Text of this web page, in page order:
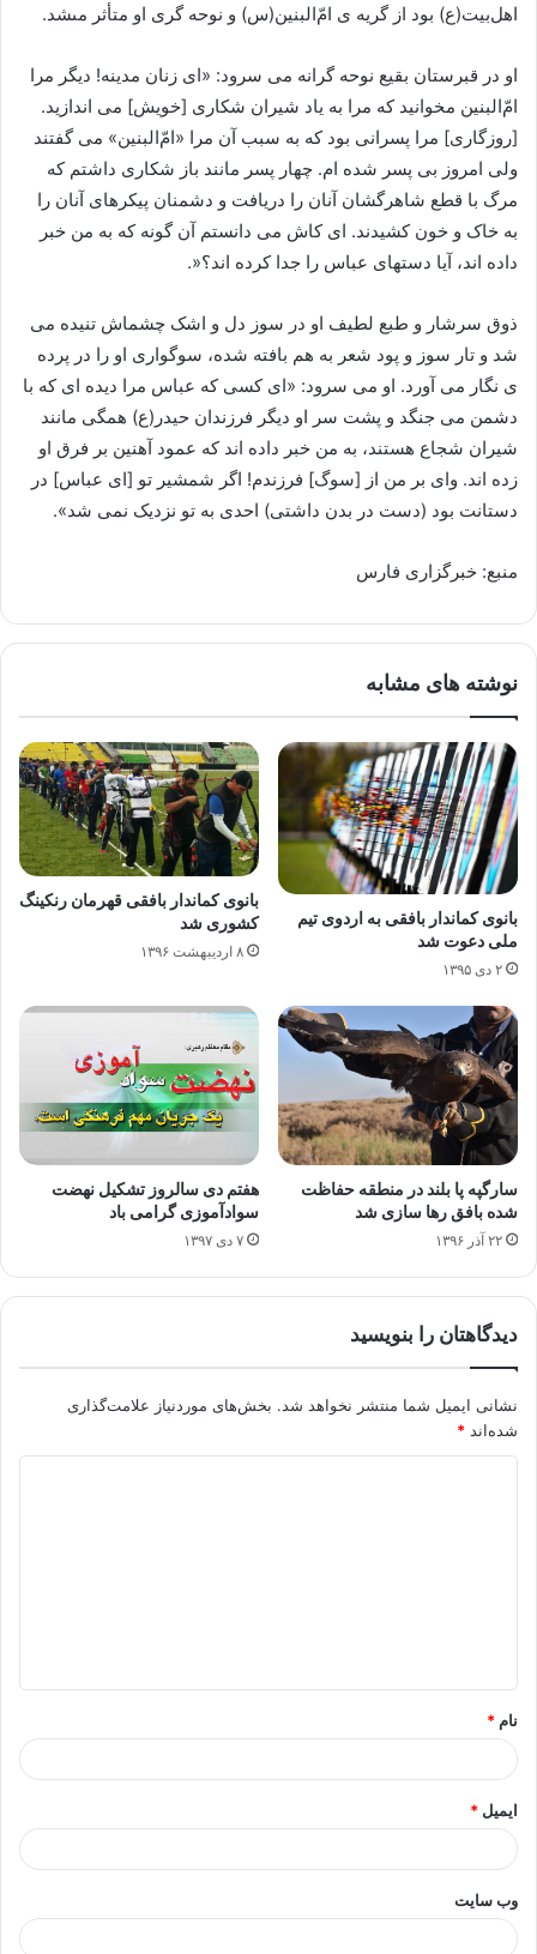
اهل‌بیت‏(ع) بود از گریه ی امّ‌البنین‏(س) و نوحه‏ گرى او متأثر مى‏شد.
او در قبرستان بقیع نوحه‏ گرانه می سرود: «اى زنان مدینه! دیگر مرا
امّ‌البنین مخوانید که مرا به یاد شیران شکارى [خویش] می اندازید.
[روزگارى] مرا پسرانى بود که به سبب آن مرا «امّ‌البنین»‏ می گفتند
ولى امروز بی پسر شده‏ ام. چهار پسر مانند باز شکارى داشتم که
مرگ با قطع شاه‏رگشان آنان را دریافت و دشمنان پیکرهاى آنان را
به خاک و خون کشیدند. اى کاش می دانستم آن گونه که به من خبر
داده‏ اند، آیا دست‏هاى عباس‏ را جدا کرده‏ اند؟«.
ذوق سرشار و طبع لطیف او در سوز دل و اشک چشم‏اش تنیده می
شد و تار سوز و پود شعر به هم بافته شده، سوگوارى او را در پرده
ی نگار می آورد. او می سرود: «اى کسى که عباس‏ مرا دیده‏ اى که با
دشمن می جنگد و پشت سر او دیگر فرزندان حیدر(ع) همگى مانند
شیران شجاع هستند، به من خبر داده‏ اند که عمود آهنین بر فرق او
زده‏ اند. واى بر من از [سوگ] فرزندم! اگر شمشیر تو [اى عباس‏] در
دستانت بود (دست در بدن داشتى) احدى به تو نزدیک نمی شد».
منبع: خبرگزاری فارس
نوشته های مشابه
بانوی کماندار بافقی به اردوی تیم
ملی دعوت شد
۲ دی ۱۳۹۵
​بانوی کماندار بافقی قهرمان رنکینگ
کشوری شد
۸ اردیبهشت ۱۳۹۶
سارگپه پا بلند در منطقه حفاظت
شده بافق رها سازی شد
۲۲ آذر ۱۳۹۶
هفتم دی سالروز تشکیل نهضت
سوادآموزی گرامی باد
۷ دی ۱۳۹۷
دیدگاهتان را بنویسید
نشانی ایمیل شما منتشر نخواهد شد. بخش‌های موردنیاز علامت‌گذاری
شده‌اند *
*
نام *
ایمیل *
وب‌ سایت